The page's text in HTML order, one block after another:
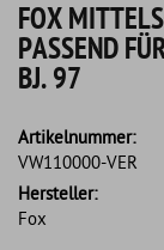
FOX
PASSEND
BJ. 97
Artikelnummer:
VW110000-VER
Hersteller:
Fox